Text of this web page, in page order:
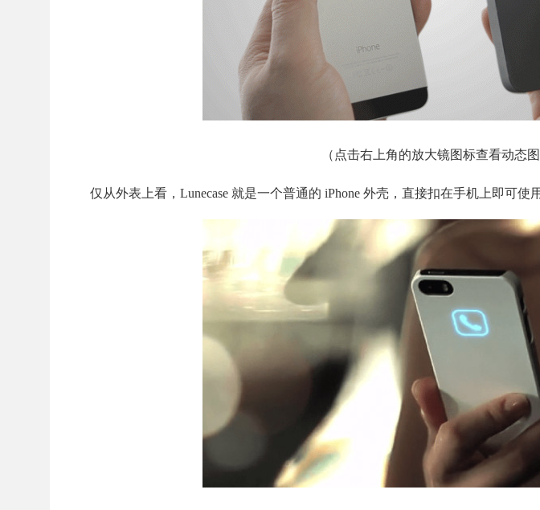
（点击右上角的放大镜图标查看动态图
仅从外表上看，Lunecase 就是一个普通的 iPhone 外壳，直接扣在手机上即可使用